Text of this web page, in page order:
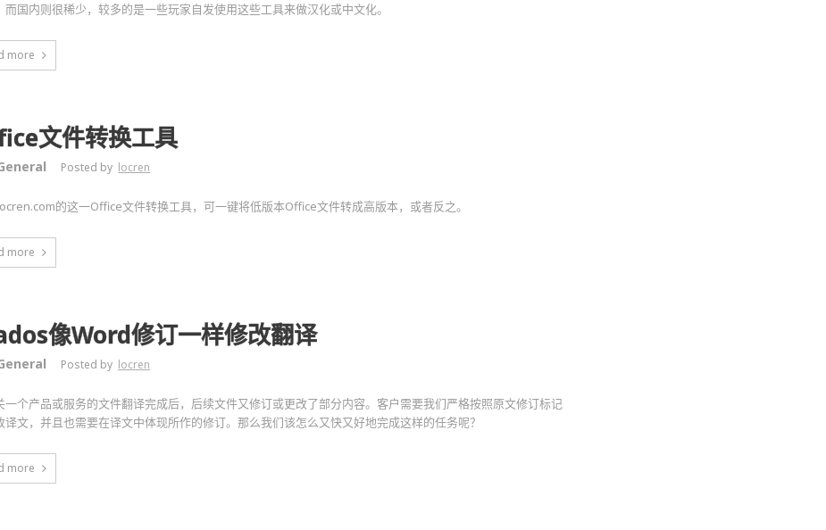
而国内则很稀少，较多的是一些玩家自发使用这些工具来做汉化或中文化。
more
文件转换工具
Posted by locren
的这一Office文件转换工具，可一键将低版本Office文件转成高版本，或者反之。
more
像Word修订一样修改翻译
Posted by locren
一个产品或服务的文件翻译完成后，后续文件又修订或更改了部分内容。客户需要我们严格按照原文修订标记
译文，并且也需要在译文中体现所作的修订。那么我们该怎么又快又好地完成这样的任务呢？
more